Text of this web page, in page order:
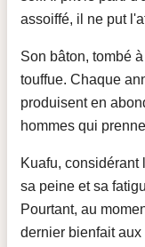
assoiffé, il ne put
Son bâton, tombé
touffue. Chaque
produisent en
hommes qui
Kuafu,
sa peine et sa
Pourtant, au
dernier bienfait